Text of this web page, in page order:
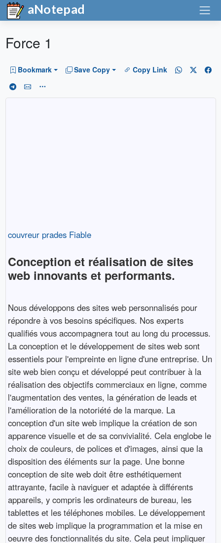
aNotepad
Force 1
Bookmark Save Copy Copy Link
couvreur prades Fiable
Conception et réalisation de sites
web innovants et performants.
Nous développons des sites web personnalisés pour
répondre à vos besoins spécifiques. Nos experts
qualifiés vous accompagnera tout au long du processus.
La conception et le développement de sites web sont
essentiels pour l'empreinte en ligne d'une entreprise. Un
site web bien conçu et développé peut contribuer à la
réalisation des objectifs commerciaux en ligne, comme
l'augmentation des ventes, la génération de leads et
l'amélioration de la notoriété de la marque. La
conception d'un site web implique la création de son
apparence visuelle et de sa convivialité. Cela englobe le
choix de couleurs, de polices et d'images, ainsi que la
disposition des éléments sur la page. Une bonne
conception de site web doit être esthétiquement
attrayante, facile à naviguer et adaptée à différents
appareils, y compris les ordinateurs de bureau, les
tablettes et les téléphones mobiles. Le développement
de sites web implique la programmation et la mise en
oeuvre des fonctionnalités du site. Cela peut impliquer